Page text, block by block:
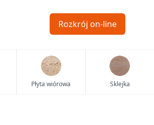
Rozkrój on-line
Płyta wiórowa Sklejka